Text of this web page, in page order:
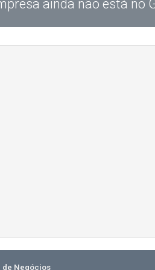
ainda não está no
de Negócios